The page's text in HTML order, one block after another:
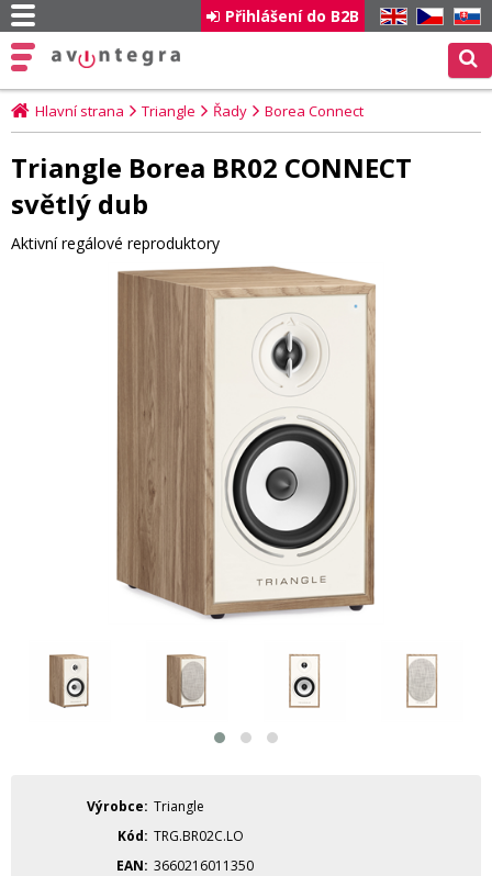
EN CZ SK
Přihlášení do B2B
Hlavní strana Triangle Řady Borea Connect
Triangle Borea BR02 CONNECT
světlý dub
Aktivní regálové reproduktory
Výrobce Triangle
Kód TRG.BR02C.LO
EAN 3660216011350